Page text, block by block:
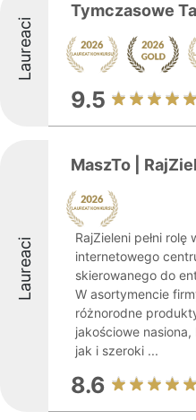
Laureaci
Tymczasowe
9.5
Laureaci
MaszTo |
RajZieleni pełni
internetowego
skierowanego do
W asortymencie
różnorodne
jakościowe
jak i szeroki ...
8.6